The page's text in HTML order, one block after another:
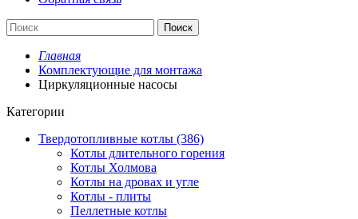
Поиск
Главная
Комплектующие для монтажа
Циркуляционные насосы
Категории
Твердотопливные котлы (386)
Котлы длительного горения
Котлы Холмова
Котлы на дровах и угле
Котлы - плиты
Пеллетные котлы